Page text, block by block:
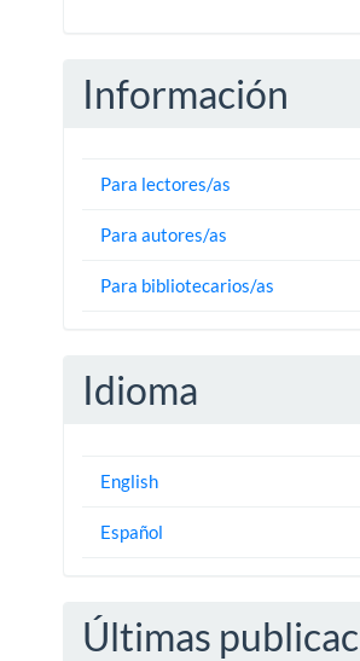
Información
Para lectores/as
Para autores/as
Para bibliotecarios/as
Idioma
English
Español
Últimas